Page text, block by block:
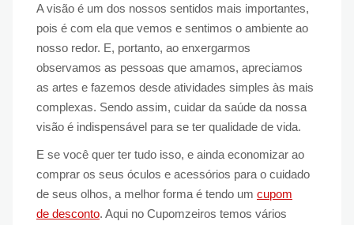
A visão é um dos nossos sentidos mais importantes,
pois é com ela que vemos e sentimos o ambiente ao
nosso redor. E, portanto, ao enxergarmos
observamos as pessoas que amamos, apreciamos
as artes e fazemos desde atividades simples às mais
complexas. Sendo assim, cuidar da saúde da nossa
visão é indispensável para se ter qualidade de vida.
E se você quer ter tudo isso, e ainda economizar ao
comprar os seus óculos e acessórios para o cuidado
de seus olhos, a melhor forma é tendo um cupom
de desconto. Aqui no Cupomzeiros temos vários